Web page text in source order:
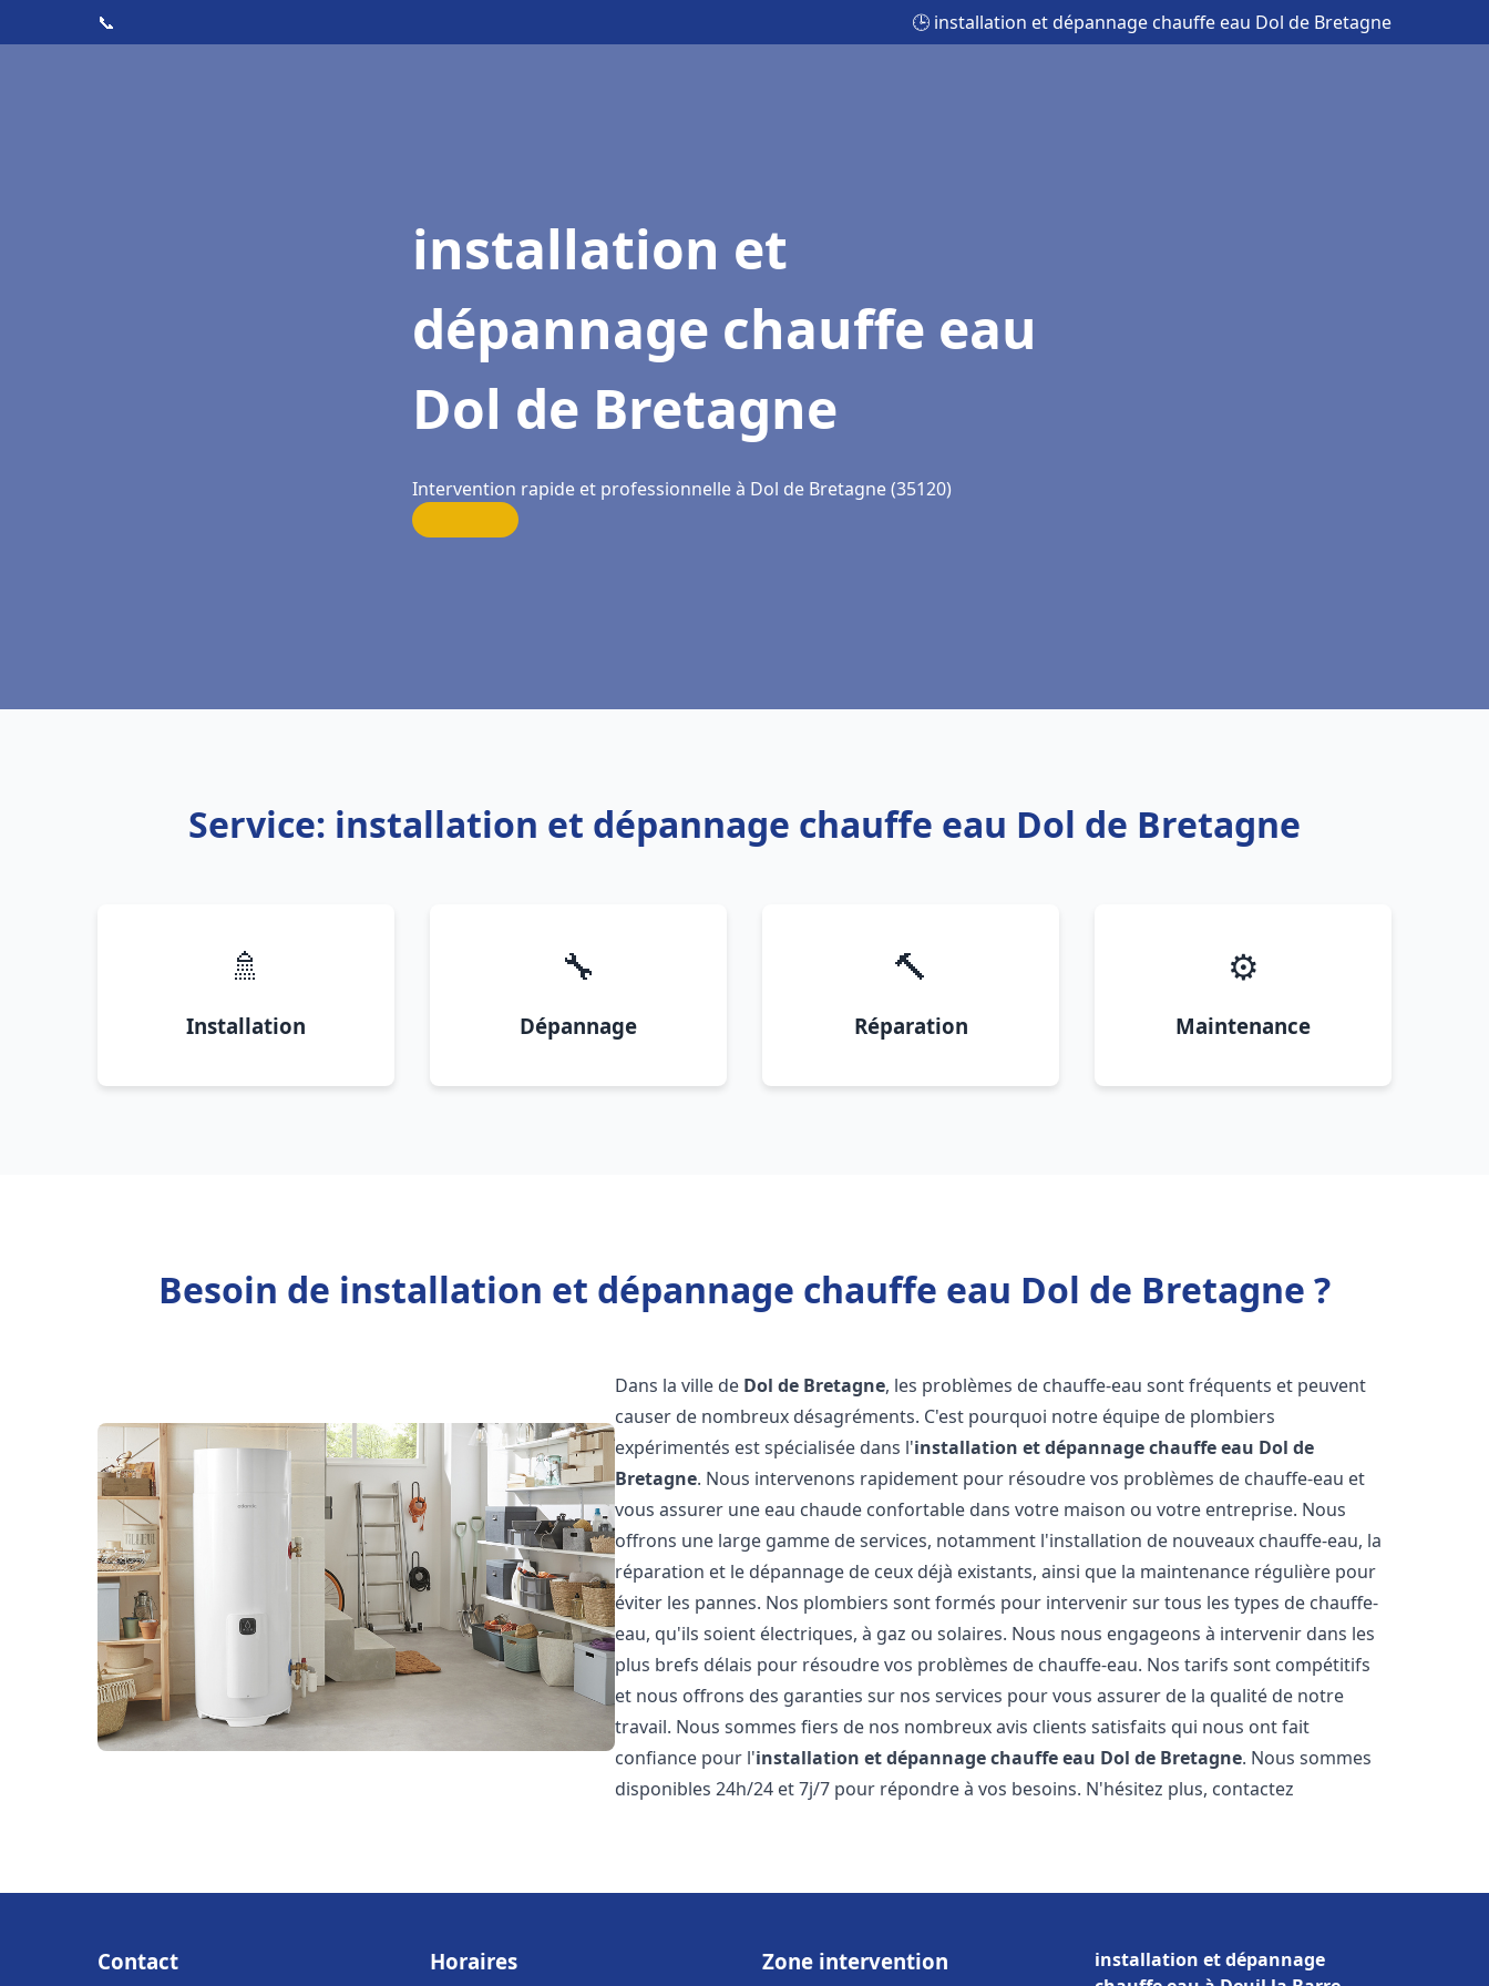
📞 🕒 installation et dépannage chauffe eau Dol de Bretagne
installation et
dépannage chauffe eau
Dol de Bretagne
Intervention rapide et professionnelle à Dol de Bretagne (35120)
Service: installation et dépannage chauffe eau Dol de Bretagne
🚿
Installation
🔧
Dépannage
🔨
Réparation
⚙️
Maintenance
Besoin de installation et dépannage chauffe eau Dol de Bretagne ?
Dans la ville de Dol de Bretagne, les problèmes de chauffe-eau sont fréquents et peuvent
causer de nombreux désagréments. C'est pourquoi notre équipe de plombiers
expérimentés est spécialisée dans l'installation et dépannage chauffe eau Dol de
Bretagne. Nous intervenons rapidement pour résoudre vos problèmes de chauffe-eau et
vous assurer une eau chaude confortable dans votre maison ou votre entreprise. Nous
offrons une large gamme de services, notamment l'installation de nouveaux chauffe-eau, la
réparation et le dépannage de ceux déjà existants, ainsi que la maintenance régulière pour
éviter les pannes. Nos plombiers sont formés pour intervenir sur tous les types de chauffe-
eau, qu'ils soient électriques, à gaz ou solaires. Nous nous engageons à intervenir dans les
plus brefs délais pour résoudre vos problèmes de chauffe-eau. Nos tarifs sont compétitifs
et nous offrons des garanties sur nos services pour vous assurer de la qualité de notre
travail. Nous sommes fiers de nos nombreux avis clients satisfaits qui nous ont fait
confiance pour l'installation et dépannage chauffe eau Dol de Bretagne. Nous sommes
disponibles 24h/24 et 7j/7 pour répondre à vos besoins. N'hésitez plus, contactez
Contact Horaires Zone intervention
installation et dépannage